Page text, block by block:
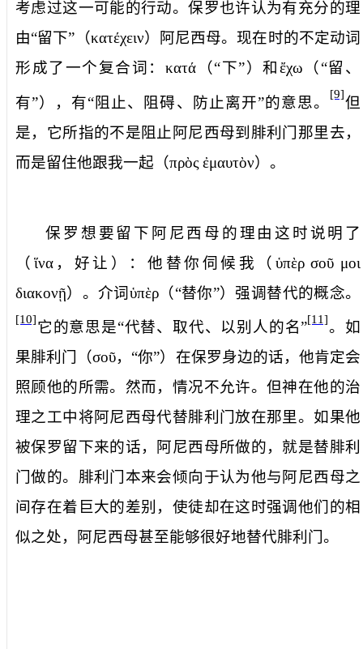
考虑过这一可能的行动。保罗也许认为有充分的理
由“留下”（κατέχειν）阿尼西母。现在时的不定动词
形成了一个复合词： κατά（“下”）和 ἔχω （“留、
有”），有“阻止、阻碍、防止离开”的意思。 [9]但
是，它所指的不是阻止阿尼西母到腓利门那里去，
而是留住他跟我一起 （πρὸς ἐμαυτὸν）。
保罗想要留下阿尼西母的理由这时说明了
（ ἵνα， 好让 ）： 他替你伺候我 （ ὑπὲρ σοῦ μοι
διακονῇ）。介词ὑπὲρ（“替你”）强调替代的概念。
[10]它的意思是“代替、取代、以别人的名”[11]。如
果腓利门（σοῦ，“你”）在保罗身边的话，他肯定会
照顾他的所需。然而，情况不允许。但神在他的治
理之工中将阿尼西母代替腓利门放在那里。如果他
被保罗留下来的话，阿尼西母所做的，就是替腓利
门做的。腓利门本来会倾向于认为他与阿尼西母之
间存在着巨大的差别，使徒却在这时强调他们的相
似之处，阿尼西母甚至能够很好地替代腓利门。